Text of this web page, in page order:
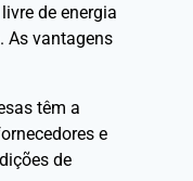
de energia
As vantagens
têm a
e
de